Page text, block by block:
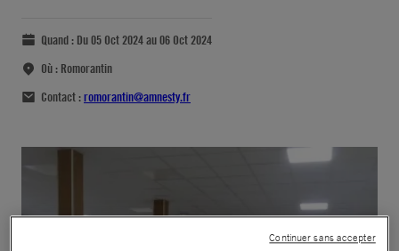
Quand : Du 05 Oct 2024 au 06 Oct 2024
Où : Romorantin
Contact :romorantin@amnesty.fr
Continuer sans accepter